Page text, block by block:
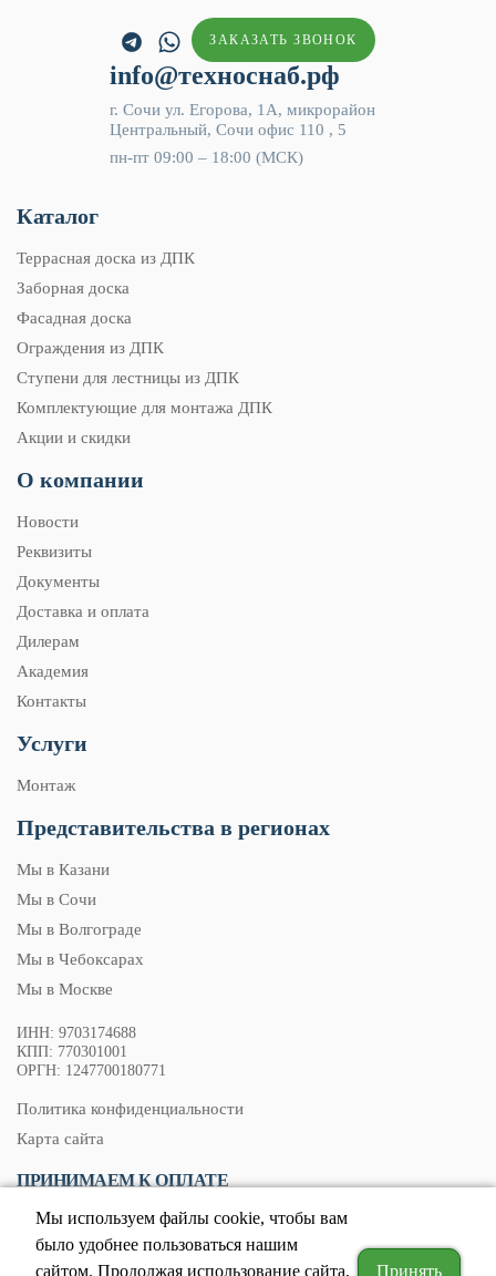
ЗАКАЗАТЬ ЗВОНОК
info@техноснаб.рф
г. Сочи ул. Егорова, 1А, микрорайон
Центральный, Сочи офис 110 , 5
пн-пт 09:00 – 18:00 (МСК)
Каталог
Террасная доска из ДПК
Заборная доска
Фасадная доска
Ограждения из ДПК
Ступени для лестницы из ДПК
Комплектующие для монтажа ДПК
Акции и скидки
О компании
Новости
Реквизиты
Документы
Доставка и оплата
Дилерам
Академия
Контакты
Услуги
Монтаж
Представительства в регионах
Мы в Казани
Мы в Сочи
Мы в Волгограде
Мы в Чебоксарах
Мы в Москве
ИНН: 9703174688
КПП: 770301001
ОРГН: 1247700180771
Политика конфиденциальности
Карта сайта
ПРИНИМАЕМ К ОПЛАТЕ
Мы используем файлы cookie, чтобы вам
было удобнее пользоваться нашим
сайтом. Продолжая использование сайта,
Принять